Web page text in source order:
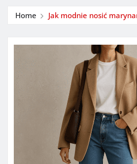
Home Jak modnie nosić